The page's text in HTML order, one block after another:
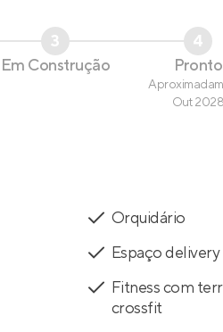
3
Em Construção
4
Pronto
Out 2028
Orquidário
Espaço delivery
Fitness com
crossfit